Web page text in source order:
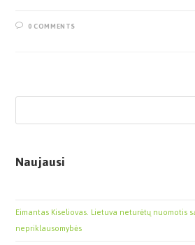
0 COMMENTS
Naujausi
Eimantas Kiseliovas. Lietuva neturėtų nuomotis
nepriklausomybės